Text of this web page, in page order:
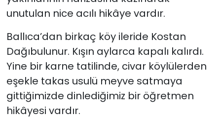
unutulan nice acılı hikâye vardır.
Ballıca’dan birkaç köy ileride Kostan
Dağıbulunur. Kışın aylarca kapalı kalırdı.
Yine bir karne tatilinde, civar köylülerden
eşekle takas usulü meyve satmaya
gittiğimizde dinlediğimiz bir öğretmen
hikâyesi vardır.